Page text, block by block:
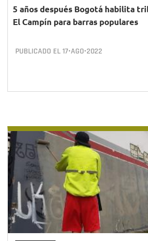
5 años después Bogotá habilita
El Campín para barras populares
PUBLICADO EL17•AGO•2022